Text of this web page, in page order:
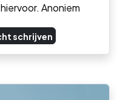
Anoniem
schrijven